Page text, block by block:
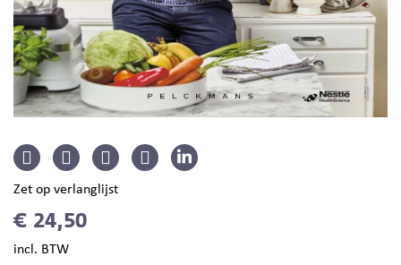
Zet op verlanglijst
€ 24,50
incl. BTW